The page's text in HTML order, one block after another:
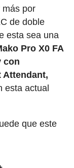
más por
de doble
esta sea una
Pro X0 FA
con
esta actual
que este